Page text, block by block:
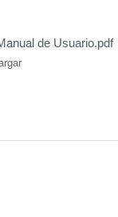
de Usuario.pdf